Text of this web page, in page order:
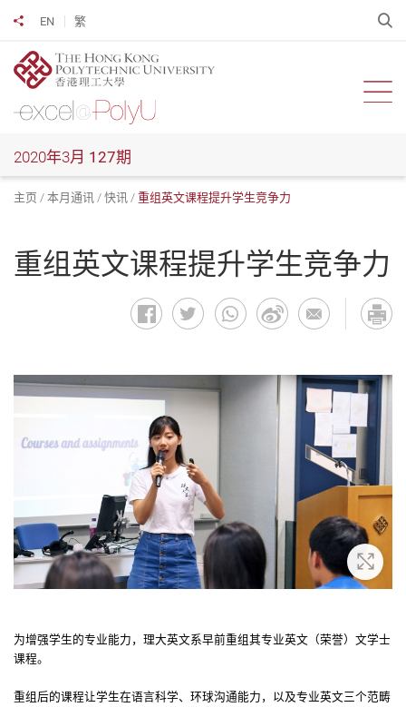
EN 繁
分享到
开
2020年3月 127期
主页 本月通讯 快讯 重组英文课程提升学生竞争力
重组英文课程提升学生竞争力
放大
为增强学生的专业能力，理大英文系早前重组其专业英文（荣誉）文学士
课程。
重组后的课程让学生在语言科学、环球沟通能力，以及专业英文三个范畴